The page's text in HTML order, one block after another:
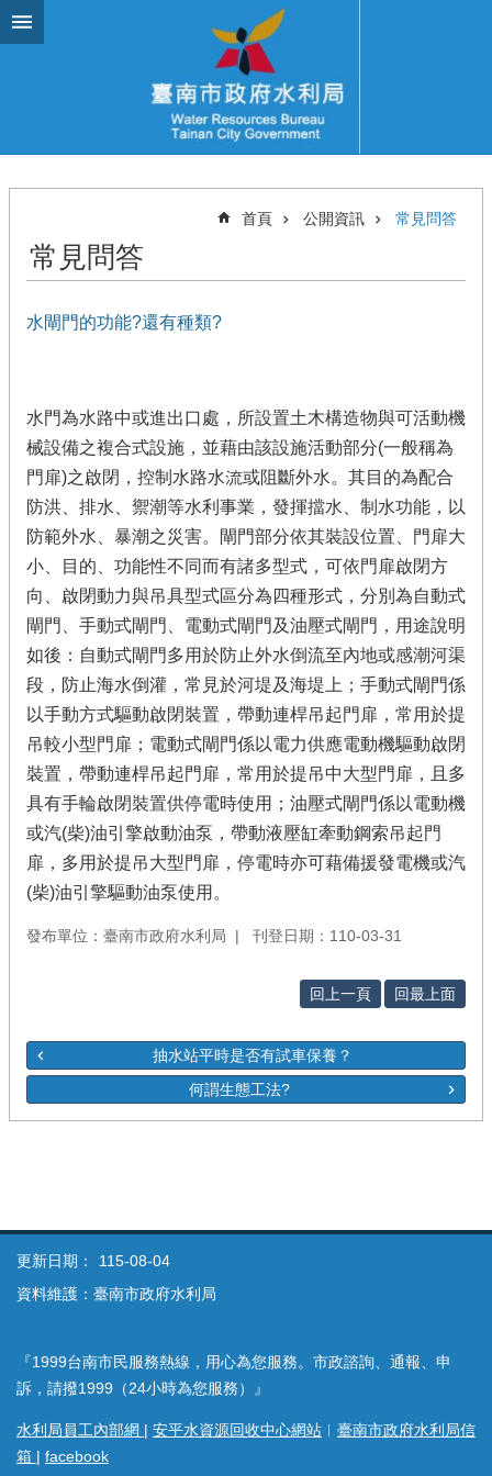
跳到主要內容區塊
首頁 公開資訊 常見問答
常見問答
水閘門的功能?還有種類?
水門為水路中或進出口處，所設置土木構造物與可活動機
械設備之複合式設施，並藉由該設施活動部分(一般稱為
門扉)之啟閉，控制水路水流或阻斷外水。其目的為配合
防洪、排水、禦潮等水利事業，發揮擋水、制水功能，以
防範外水、暴潮之災害。閘門部分依其裝設位置、門扉大
小、目的、功能性不同而有諸多型式，可依門扉啟閉方
向、啟閉動力與吊具型式區分為四種形式，分別為自動式
閘門、手動式閘門、電動式閘門及油壓式閘門，用途說明
如後：自動式閘門多用於防止外水倒流至內地或感潮河渠
段，防止海水倒灌，常見於河堤及海堤上；手動式閘門係
以手動方式驅動啟閉裝置，帶動連桿吊起門扉，常用於提
吊較小型門扉；電動式閘門係以電力供應電動機驅動啟閉
裝置，帶動連桿吊起門扉，常用於提吊中大型門扉，且多
具有手輪啟閉裝置供停電時使用；油壓式閘門係以電動機
或汽(柴)油引擎啟動油泵，帶動液壓缸牽動鋼索吊起門
扉，多用於提吊大型門扉，停電時亦可藉備援發電機或汽
(柴)油引擎驅動油泵使用。
發布單位：臺南市政府水利局 刊登日期：110-03-31
回上一頁 回最上面
抽水站平時是否有試車保養？
何謂生態工法?
更新日期：
115-08-04
資料維護：臺南市政府水利局
『1999台南市民服務熱線，用心為您服務。市政諮詢、通報、申
訴，請撥1999（24小時為您服務）』
水利局員工內部網 | 安平水資源回收中心網站 ︱ 臺南市政府水利局信
箱 | facebook